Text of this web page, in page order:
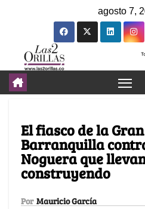
agosto 7,
El fiasco de la
Barranquilla
Noguera que
construyendo
Por Mauricio García